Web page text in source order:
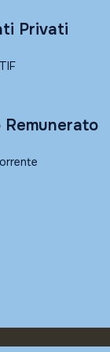
Privati
Remunerato